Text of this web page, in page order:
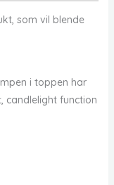
som vil blende
i toppen har
candlelight function